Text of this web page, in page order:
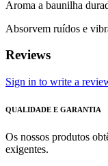
Aroma a baunilha
Absorvem ruídos e
Reviews
Sign in to write a
QUALIDADE E GARANTIA
Os nossos produtos
exigentes.